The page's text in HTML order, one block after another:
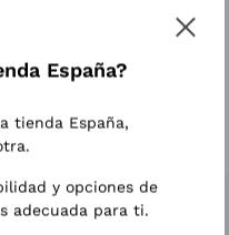
Sancerre
Pinot Gris
Sauvignon
España?
tienda España,
y opciones de
adecuada para ti.